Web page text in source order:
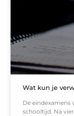
Wat kun je
De
schooltijd. Na